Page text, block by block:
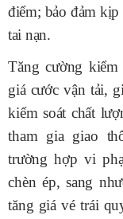
điểm; bảo đảm
tai nạn.
Tăng cường
giá cước vận tải,
kiểm soát chất
tham gia giao
trường hợp vi
chèn ép, sang
tăng giá vé trái